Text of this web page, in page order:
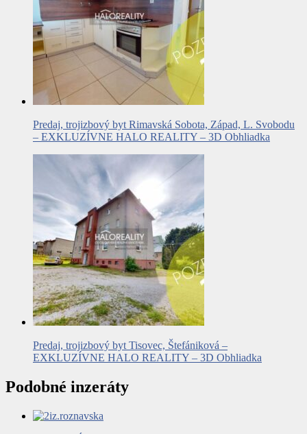
Predaj, trojizbový byt Rimavská Sobota, Západ, L. Svobodu
– EXKLUZÍVNE HALO REALITY – 3D Obhliadka
Predaj, trojizbový byt Tisovec, Štefániková –
EXKLUZÍVNE HALO REALITY – 3D Obhliadka
Podobné inzeráty